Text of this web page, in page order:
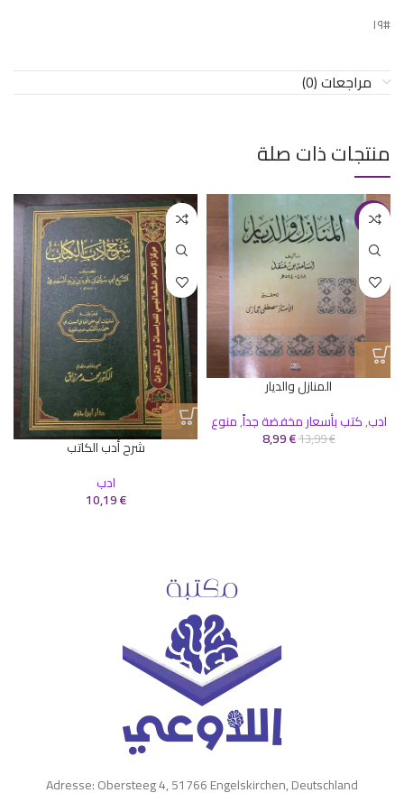
#١٩
مراجعات (0)
منتجات ذات صلة
-36%
المنازل والديار
ادب,كتب بأسعار مخفضة جداً,منوع
13,99€
8,99€
شرح أدب الكاتب
ادب
10,19€
Adresse: Obersteeg 4, 51766 Engelskirchen, Deutschland